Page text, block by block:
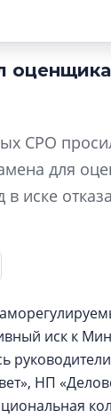
СРО
для
иске
иск к
НП